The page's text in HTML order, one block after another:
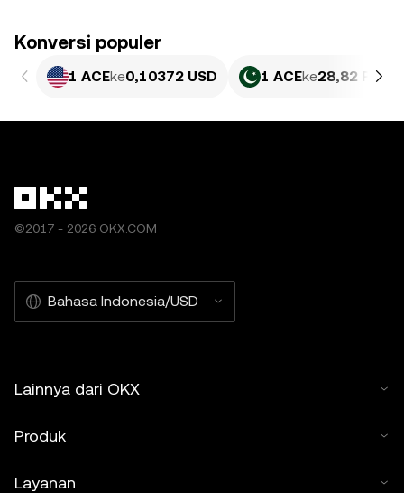
Konversi populer
1 ACEke0,10372 USD 1 ACEke28,82 PKR
©2017 - 2026 OKX.COM
Bahasa Indonesia/USD
Lainnya dari OKX
Produk
Layanan